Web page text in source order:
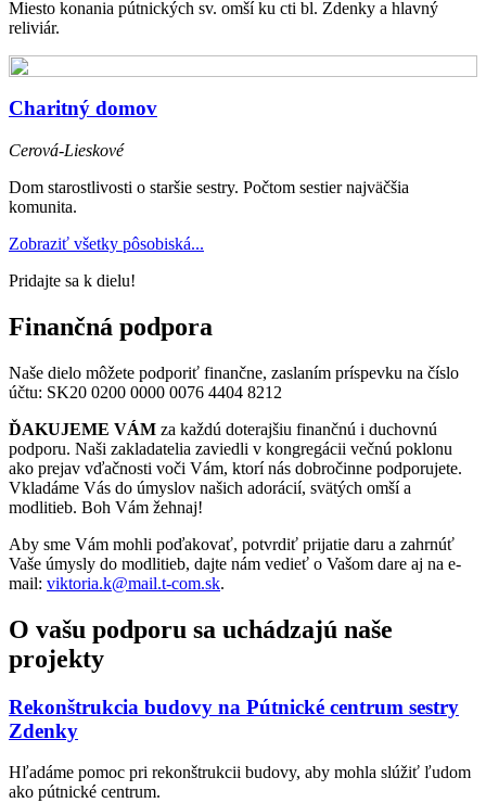
Miesto konania pútnických sv. omší ku cti bl. Zdenky a hlavný
reliviár.
Charitný domov
Cerová-Lieskové
Dom starostlivosti o staršie sestry. Počtom sestier najväčšia
komunita.
Zobraziť všetky pôsobiská...
Pridajte sa k dielu!
Finančná podpora
Naše dielo môžete podporiť finančne, zaslaním príspevku na číslo
účtu: SK20 0200 0000 0076 4404 8212
ĎAKUJEME VÁM za každú doterajšiu finančnú i duchovnú
podporu. Naši zakladatelia zaviedli v kongregácii večnú poklonu
ako prejav vďačnosti voči Vám, ktorí nás dobročinne podporujete.
Vkladáme Vás do úmyslov našich adorácií, svätých omší a
modlitieb. Boh Vám žehnaj!
Aby sme Vám mohli poďakovať, potvrdiť prijatie daru a zahrnúť
Vaše úmysly do modlitieb, dajte nám vedieť o Vašom dare aj na e-
mail: viktoria.k@mail.t-com.sk.
O vašu podporu sa uchádzajú naše
projekty
Rekonštrukcia budovy na Pútnické centrum sestry
Zdenky
Hľadáme pomoc pri rekonštrukcii budovy, aby mohla slúžiť ľudom
ako pútnické centrum.